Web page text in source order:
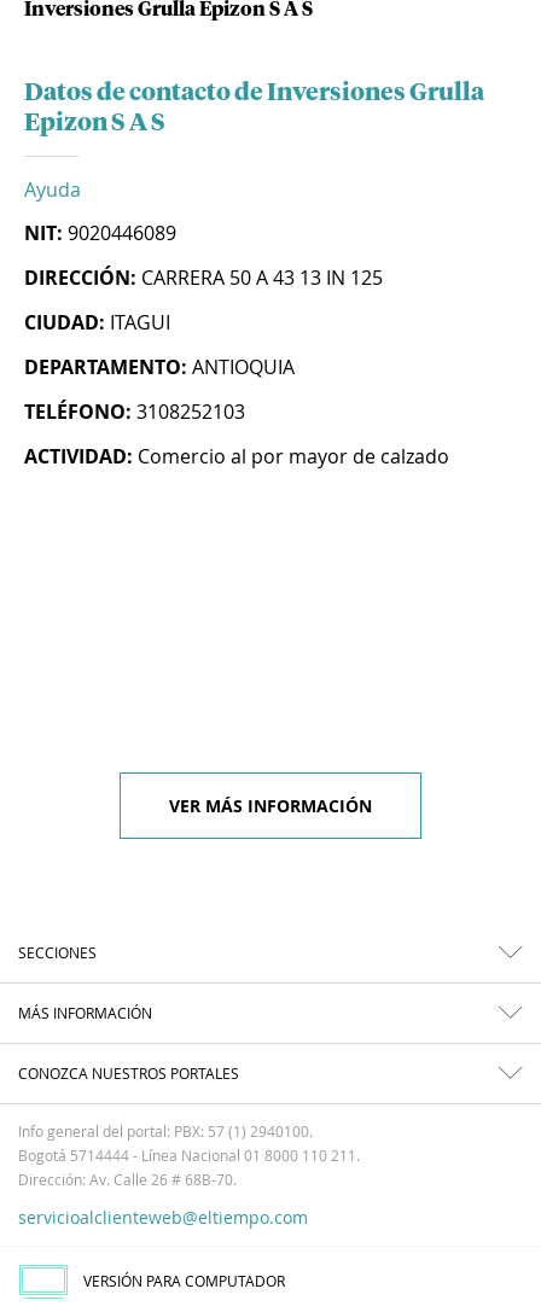
Inversiones Grulla Epizon S A S
Datos de contacto de Inversiones Grulla
Epizon S A S
Ayuda
NIT: 9020446089
DIRECCIÓN: CARRERA 50 A 43 13 IN 125
CIUDAD: ITAGUI
DEPARTAMENTO: ANTIOQUIA
TELÉFONO: 3108252103
ACTIVIDAD: Comercio al por mayor de calzado
VER MÁS INFORMACIÓN
SECCIONES
MÁS INFORMACIÓN
CONOZCA NUESTROS PORTALES
Info general del portal: PBX: 57 (1) 2940100.
Bogotá 5714444 - Línea Nacional 01 8000 110 211.
Dirección: Av. Calle 26 # 68B-70.
servicioalclienteweb@eltiempo.com
VERSIÓN PARA COMPUTADOR